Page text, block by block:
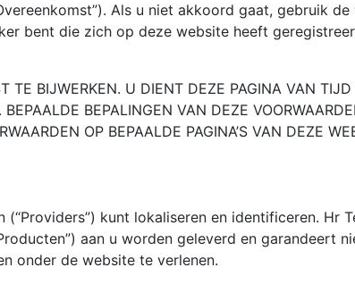
Als u niet akkoord gaat, gebruik
bent die zich op deze website heeft
BIJWERKEN. U DIENT DEZE PAGINA VAN
BEPALINGEN VAN DEZE
OP BEPAALDE PAGINA’S VAN DEZE
kunt lokaliseren en identificeren. Hr
aan u worden geleverd en garandeert
onder de website te verlenen.